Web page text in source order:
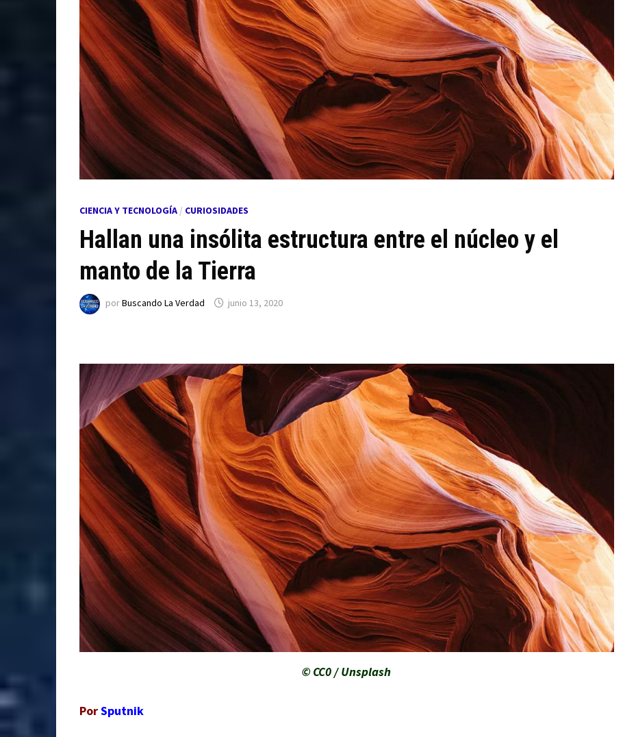
CIENCIA Y TECNOLOGÍA/ CURIOSIDADES
Hallan una insólita estructura entre el núcleo y el
manto de la Tierra
porBuscando La Verdad junio 13, 2020
© CC0 / Unsplash
PorSputnik